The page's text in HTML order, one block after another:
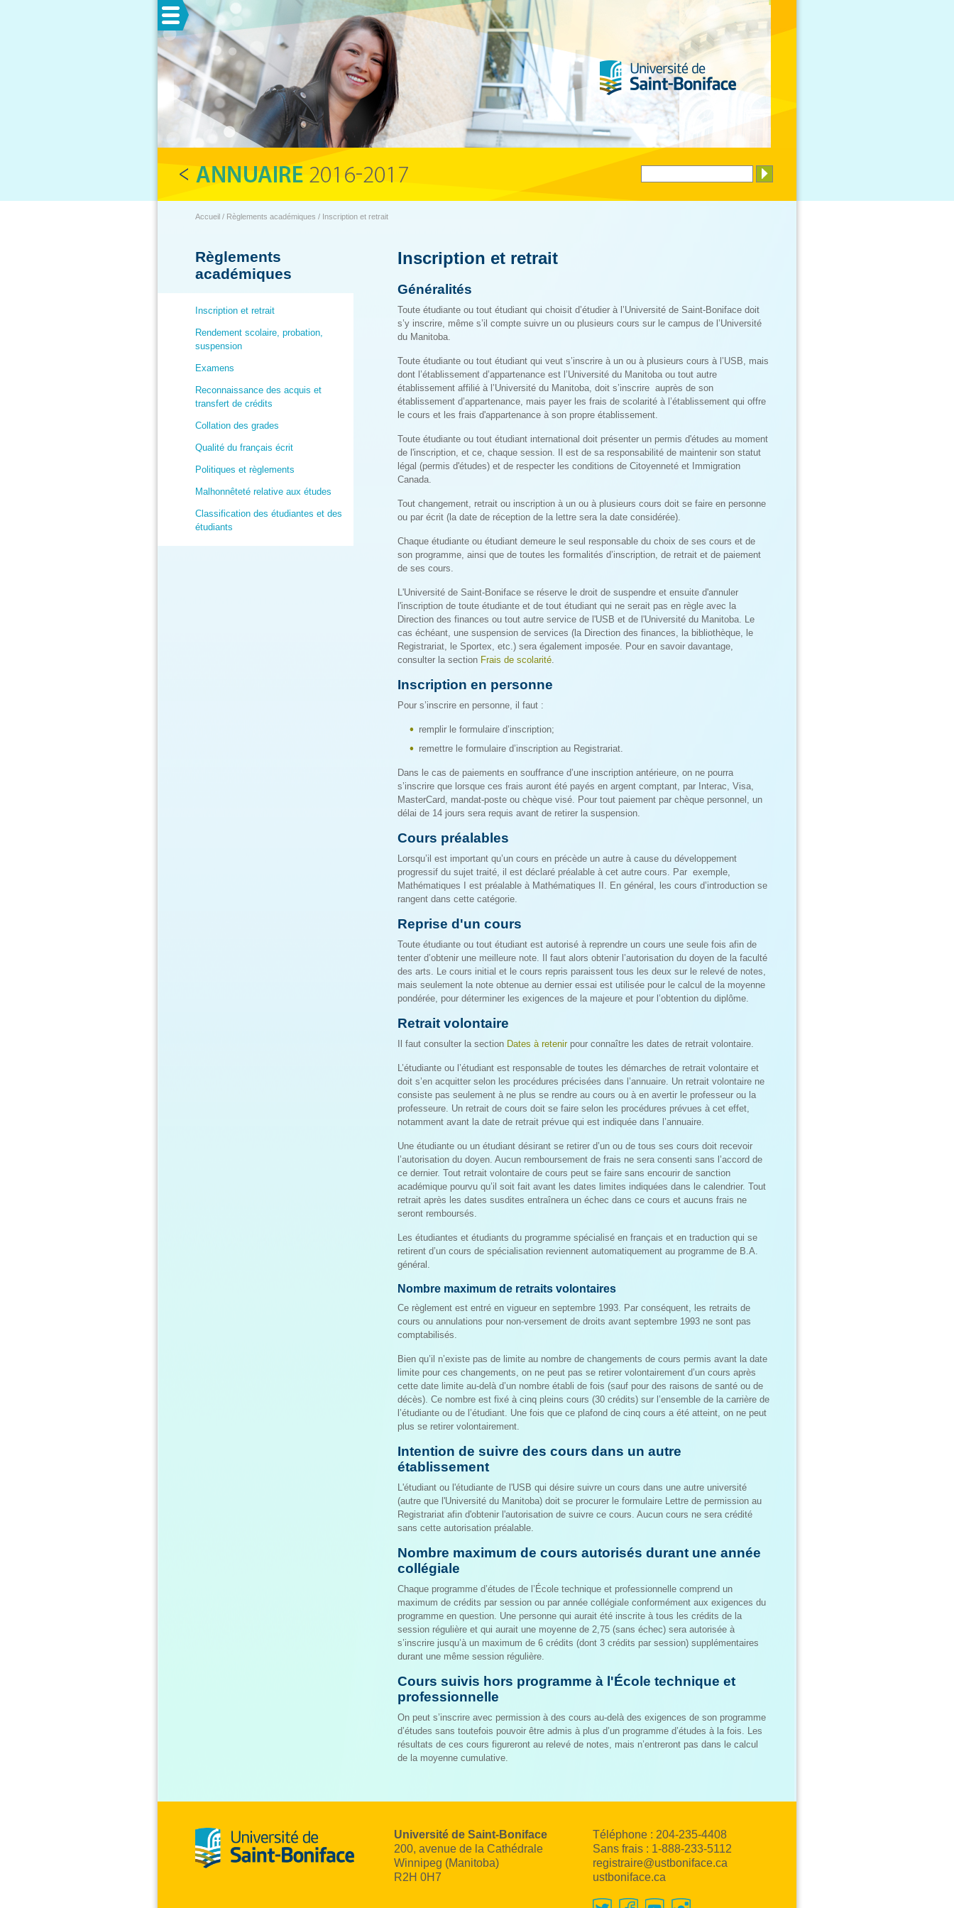
Menu
Accueil / Règlements académiques / Inscription et retrait
Règlements
académiques
Inscription et retrait
Rendement scolaire, probation,
suspension
Examens
Reconnaissance des acquis et
transfert de crédits
Collation des grades
Qualité du français écrit
Politiques et règlements
Malhonnêteté relative aux études
Classification des étudiantes et des
étudiants
Inscription et retrait
Généralités
Toute étudiante ou tout étudiant qui choisit d’étudier à l’Université de Saint-Boniface doit
s’y inscrire, même s’il compte suivre un ou plusieurs cours sur le campus de l’Université
du Manitoba.
Toute étudiante ou tout étudiant qui veut s’inscrire à un ou à plusieurs cours à l’USB, mais
dont l’établissement d’appartenance est l’Université du Manitoba ou tout autre
établissement affilié à l’Université du Manitoba, doit s’inscrire auprès de son
établissement d’appartenance, mais payer les frais de scolarité à l’établissement qui offre
le cours et les frais d'appartenance à son propre établissement.
Toute étudiante ou tout étudiant international doit présenter un permis d'études au moment
de l'inscription, et ce, chaque session. Il est de sa responsabilité de maintenir son statut
légal (permis d'études) et de respecter les conditions de Citoyenneté et Immigration
Canada.
Tout changement, retrait ou inscription à un ou à plusieurs cours doit se faire en personne
ou par écrit (la date de réception de la lettre sera la date considérée).
Chaque étudiante ou étudiant demeure le seul responsable du choix de ses cours et de
son programme, ainsi que de toutes les formalités d’inscription, de retrait et de paiement
de ses cours.
L'Université de Saint-Boniface se réserve le droit de suspendre et ensuite d'annuler
l'inscription de toute étudiante et de tout étudiant qui ne serait pas en règle avec la
Direction des finances ou tout autre service de l'USB et de l'Université du Manitoba. Le
cas échéant, une suspension de services (la Direction des finances, la bibliothèque, le
Registrariat, le Sportex, etc.) sera également imposée. Pour en savoir davantage,
consulter la section Frais de scolarité.
Inscription en personne
Pour s’inscrire en personne, il faut :
remplir le formulaire d’inscription;
remettre le formulaire d’inscription au Registrariat.
Dans le cas de paiements en souffrance d’une inscription antérieure, on ne pourra
s’inscrire que lorsque ces frais auront été payés en argent comptant, par Interac, Visa,
MasterCard, mandat-poste ou chèque visé. Pour tout paiement par chèque personnel, un
délai de 14 jours sera requis avant de retirer la suspension.
Cours préalables
Lorsqu’il est important qu’un cours en précède un autre à cause du développement
progressif du sujet traité, il est déclaré préalable à cet autre cours. Par exemple,
Mathématiques I est préalable à Mathématiques II. En général, les cours d’introduction se
rangent dans cette catégorie.
Reprise d'un cours
Toute étudiante ou tout étudiant est autorisé à reprendre un cours une seule fois afin de
tenter d’obtenir une meilleure note. Il faut alors obtenir l’autorisation du doyen de la faculté
des arts. Le cours initial et le cours repris paraissent tous les deux sur le relevé de notes,
mais seulement la note obtenue au dernier essai est utilisée pour le calcul de la moyenne
pondérée, pour déterminer les exigences de la majeure et pour l’obtention du diplôme.
Retrait volontaire
Il faut consulter la section Dates à retenirpour connaître les dates de retrait volontaire.
L’étudiante ou l’étudiant est responsable de toutes les démarches de retrait volontaire et
doit s’en acquitter selon les procédures précisées dans l’annuaire. Un retrait volontaire ne
consiste pas seulement à ne plus se rendre au cours ou à en avertir le professeur ou la
professeure. Un retrait de cours doit se faire selon les procédures prévues à cet effet,
notamment avant la date de retrait prévue qui est indiquée dans l’annuaire.
Une étudiante ou un étudiant désirant se retirer d’un ou de tous ses cours doit recevoir
l’autorisation du doyen. Aucun remboursement de frais ne sera consenti sans l’accord de
ce dernier. Tout retrait volontaire de cours peut se faire sans encourir de sanction
académique pourvu qu’il soit fait avant les dates limites indiquées dans le calendrier. Tout
retrait après les dates susdites entraînera un échec dans ce cours et aucuns frais ne
seront remboursés.
Les étudiantes et étudiants du programme spécialisé en français et en traduction qui se
retirent d’un cours de spécialisation reviennent automatiquement au programme de B.A.
général.
Nombre maximum de retraits volontaires
Ce règlement est entré en vigueur en septembre 1993. Par conséquent, les retraits de
cours ou annulations pour non-versement de droits avant septembre 1993 ne sont pas
comptabilisés.
Bien qu’il n’existe pas de limite au nombre de changements de cours permis avant la date
limite pour ces changements, on ne peut pas se retirer volontairement d’un cours après
cette date limite au-delà d’un nombre établi de fois (sauf pour des raisons de santé ou de
décès). Ce nombre est fixé à cinq pleins cours (30 crédits) sur l’ensemble de la carrière de
l’étudiante ou de l’étudiant. Une fois que ce plafond de cinq cours a été atteint, on ne peut
plus se retirer volontairement.
Intention de suivre des cours dans un autre
établissement
L'étudiant ou l'étudiante de l'USB qui désire suivre un cours dans une autre université
(autre que l'Université du Manitoba) doit se procurer le formulaire Lettre de permission au
Registrariat afin d'obtenir l'autorisation de suivre ce cours. Aucun cours ne sera crédité
sans cette autorisation préalable.
Nombre maximum de cours autorisés durant une année
collégiale
Chaque programme d’études de l’École technique et professionnelle comprend un
maximum de crédits par session ou par année collégiale conformément aux exigences du
programme en question. Une personne qui aurait été inscrite à tous les crédits de la
session régulière et qui aurait une moyenne de 2,75 (sans échec) sera autorisée à
s’inscrire jusqu’à un maximum de 6 crédits (dont 3 crédits par session) supplémentaires
durant une même session régulière.
Cours suivis hors programme à l'École technique et
professionnelle
On peut s’inscrire avec permission à des cours au-delà des exigences de son programme
d’études sans toutefois pouvoir être admis à plus d’un programme d’études à la fois. Les
résultats de ces cours figureront au relevé de notes, mais n’entreront pas dans le calcul
de la moyenne cumulative.
Université de Saint-Boniface
200, avenue de la Cathédrale
Winnipeg (Manitoba)
R2H 0H7
Téléphone : 204-235-4408
Sans frais : 1-888-233-5112
registraire@ustboniface.ca
ustboniface.ca